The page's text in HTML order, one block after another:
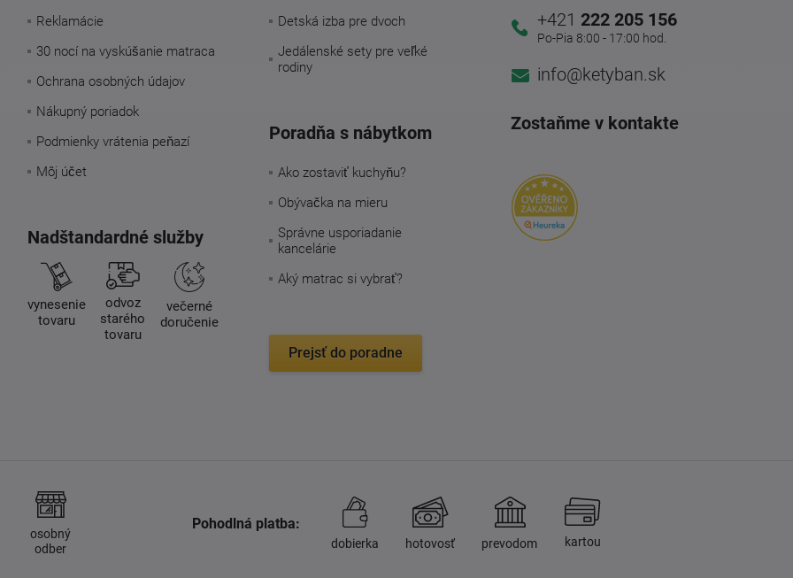
Reklamácie
30 nocí na vyskúšanie matraca
Ochrana osobných údajov
Nákupný poriadok
Podmienky vrátenia peňazí
Môj účet
Nadštandardné služby
vynesenie
tovaru
odvoz
starého
tovaru
večerné
doručenie
Detská izba pre dvoch
Jedálenské sety pre veľké
rodiny
Poradňa s nábytkom
Ako zostaviť kuchyňu?
Obývačka na mieru
Správne usporiadanie
kancelárie
Aký matrac si vybrať?
Prejsť do poradne
+421 222 205 156
Po-Pia 8:00 - 17:00 hod.
info@ketyban.sk
Zostaňme v kontakte
osobný
odber
Pohodlná platba:
dobierka hotovosť prevodom kartou